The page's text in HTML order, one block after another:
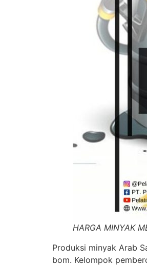
HARGA MINYAK
Produksi minyak Arab
bom. Kelompok